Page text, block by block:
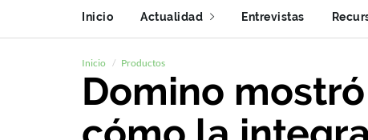
Inicio Actualidad Entrevistas
Inicio Productos
Domino